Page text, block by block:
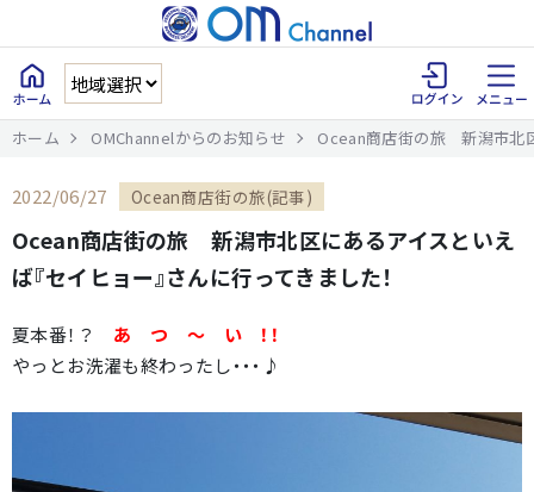
ホーム OMChannelからのお知らせ Ocean商店街の旅 新潟市北区
2022/06/27 Ocean商店街の旅(記事)
Ocean商店街の旅 新潟市北区にあるアイスといえ
ば『セイヒョー』さんに行ってきました！
夏本番！？ あ つ ～ い ！！
やっとお洗濯も終わったし・・・♪